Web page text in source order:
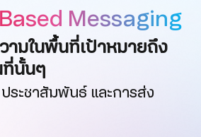
Messaging
ามในพื้นที่เป้าหมายถึง
นั้นๆ
ระชาสัมพันธ์ และการส่ง